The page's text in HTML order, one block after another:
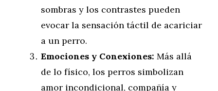
sombras y los contrastes pueden
evocar la sensación táctil de acariciar
a un perro.
Emociones y Conexiones: Más allá
de lo físico, los perros simbolizan
amor incondicional, compañía y